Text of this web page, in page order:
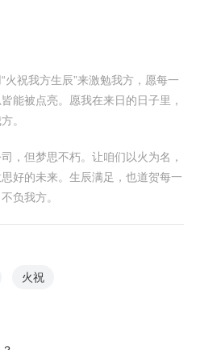
祝我方生辰”来激勉我方，愿每一
能被点亮。愿我在来日的日子里，
。
，但梦思不朽。让咱们以火为名，
好的未来。生辰满足，也道贺每一
负我方。
火祝